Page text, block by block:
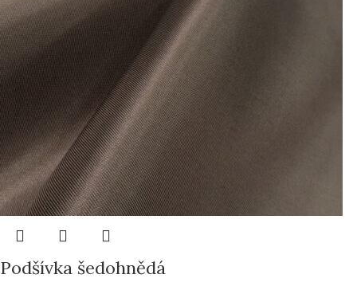
Podšívka šedohnědá